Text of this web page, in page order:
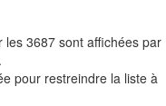
3687 sont affichées par
pour restreindre la liste à